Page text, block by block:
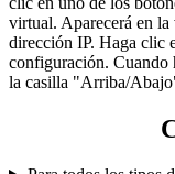
virtual. Aparecerá en la
dirección IP. Haga clic
configuración. Cuando
la casilla "Arriba/